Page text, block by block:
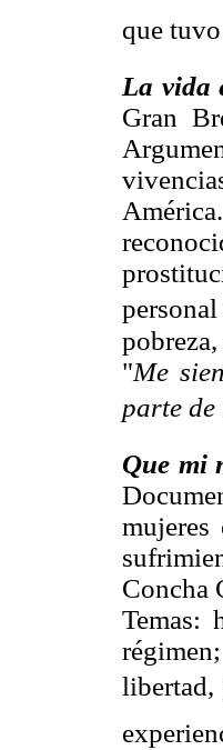
que tuvo
La vida
Gran
"Me
parte
Que mi
mujeres
Concha
Temas:
libertad,